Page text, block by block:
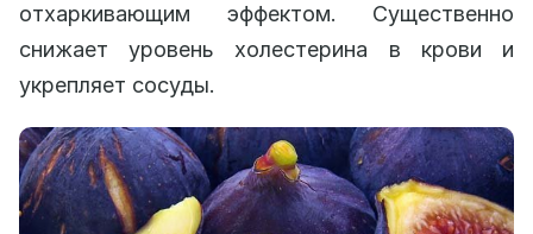
отхаркивающим эффектом. Существенно
снижает уровень холестерина в крови и
укрепляет сосуды.